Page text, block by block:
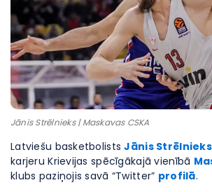
Jānis Strēlnieks | Maskavas CSKA
Latviešu basketbolistsJānis Strēlnieks
karjeru Krievijas spēcīgākajā vienībā
klubs paziņojis savā “Twitter” profilā.